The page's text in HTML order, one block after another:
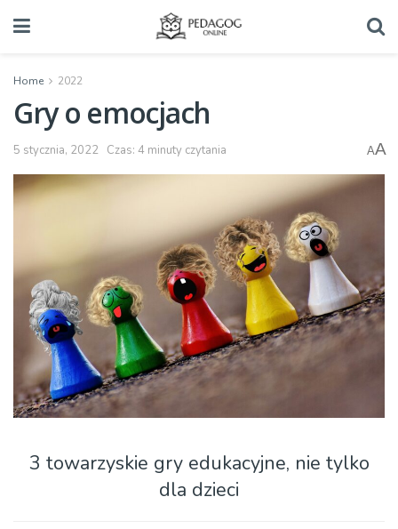
Home 2022
Gry o emocjach
5 stycznia, 2022 Czas: 4 minuty czytania AA
3 towarzyskie gry edukacyjne, nie tylko
dla dzieci